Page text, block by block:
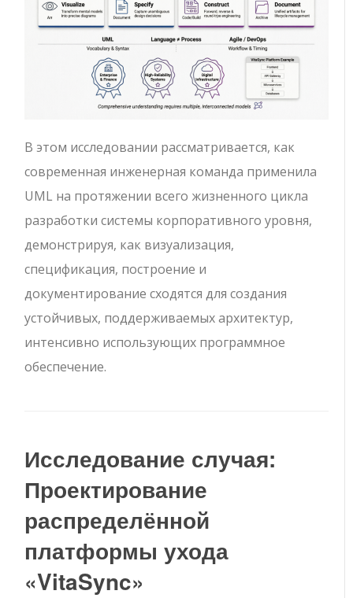
В этом исследовании рассматривается, как
современная инженерная команда применила
UML на протяжении всего жизненного цикла
разработки системы корпоративного уровня,
демонстрируя, как визуализация,
спецификация, построение и
документирование сходятся для создания
устойчивых, поддерживаемых архитектур,
интенсивно использующих программное
обеспечение.
Исследование случая:
Проектирование
распределённой
платформы ухода
«VitaSync»